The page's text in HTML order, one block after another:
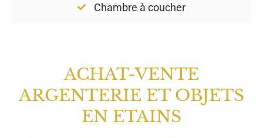
Chambre à coucher
ACHAT-VENTE
ARGENTERIE ET OBJETS
EN ETAINS